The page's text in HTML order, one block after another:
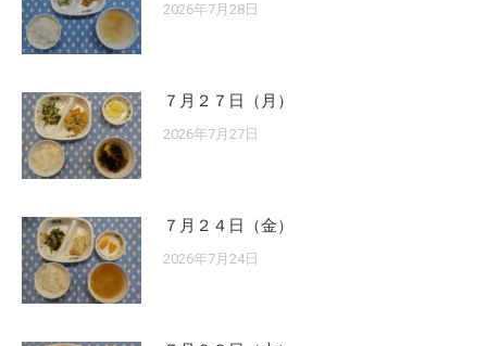
2026年7月28日
７月２７日（月）
2026年7月27日
７月２４日（金）
2026年7月24日